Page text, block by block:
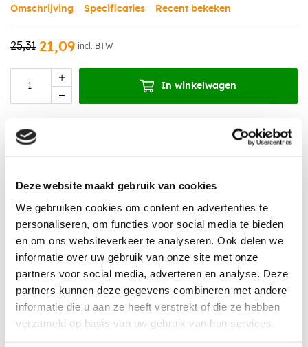
Deze website maakt gebruik van cookies
We gebruiken cookies om content en advertenties te
personaliseren, om functies voor social media te bieden
en om ons websiteverkeer te analyseren. Ook delen we
informatie over uw gebruik van onze site met onze
partners voor social media, adverteren en analyse. Deze
partners kunnen deze gegevens combineren met andere
informatie die u aan ze heeft verstrekt of die ze hebben
verzameld op basis van uw gebruik van hun services.
Omschrijving Specificaties Recent bekeken
25,31 21,09 incl. BTW
In winkelwagen